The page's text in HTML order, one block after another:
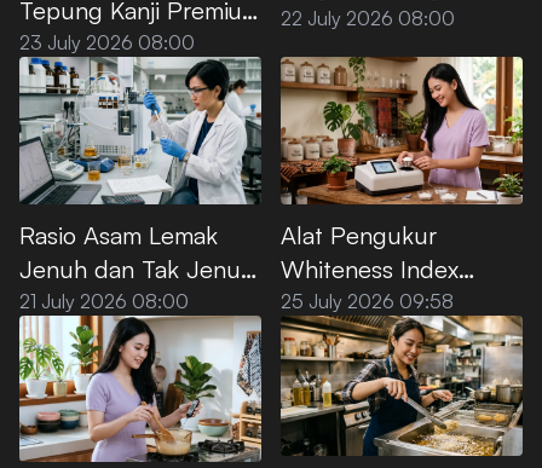
Tepung Kanji Premium
saat Dipanaskan di Air
23 July 2026 08:00
Premium Menurut SNI
22 July 2026 08:00
Rasio Asam Lemak
Jenuh dan Tak Jenuh
pada Minyak Sawit
Premium
21 July 2026 08:00
Alat Pengukur
Whiteness Index
Tepung Kanji Premium
25 July 2026 09:58